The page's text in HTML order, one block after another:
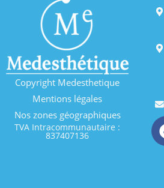
Copyright Medesthetique
Mentions légales
Nos zones géographiques
TVA Intracommunautaire :
837407136